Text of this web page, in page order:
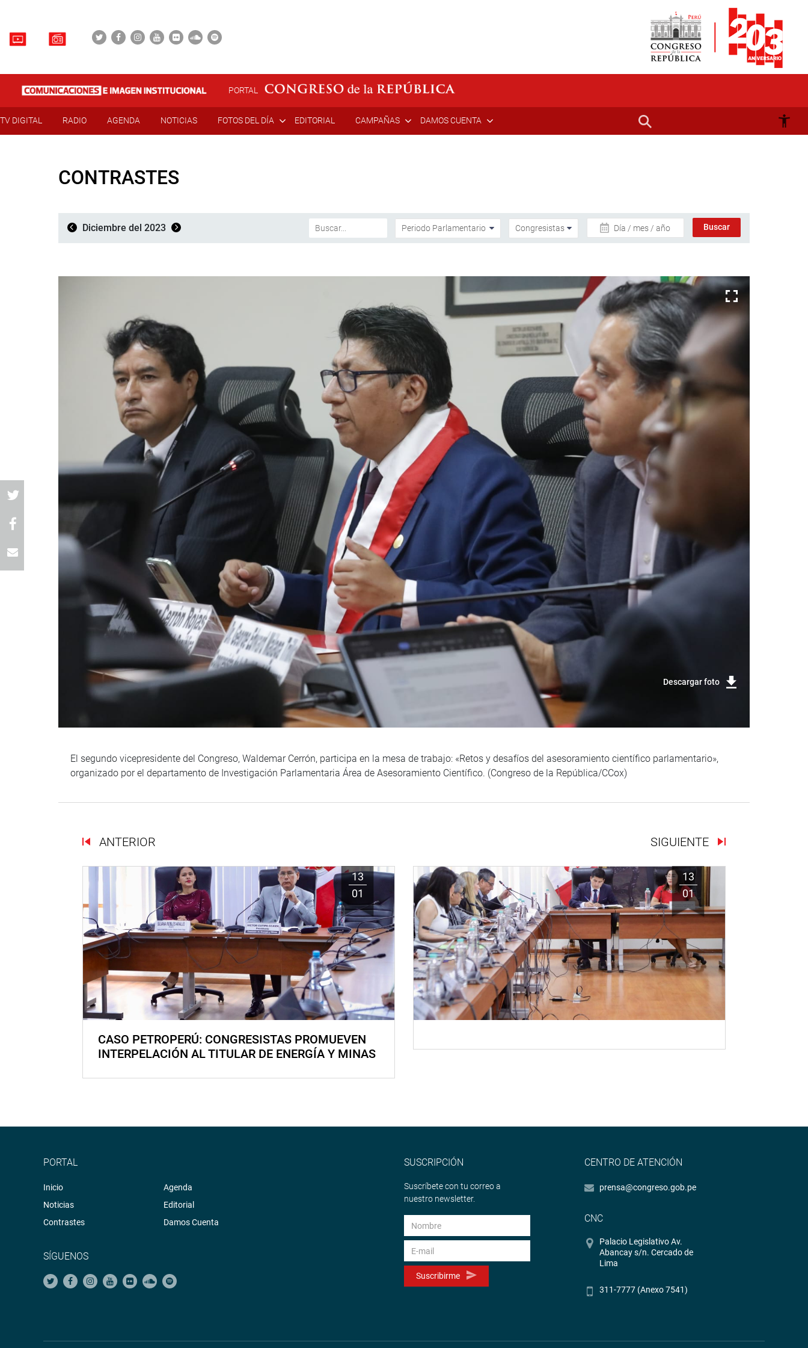
PORTAL
TV DIGITAL RADIO AGENDA NOTICIAS FOTOS DEL DÍA EDITORIAL CAMPAÑAS DAMOS CUENTA
CONTRASTES
Diciembre del 2023 Día / mes / año
Descargar foto
El segundo vicepresidente del Congreso, Waldemar Cerrón, participa en la mesa de trabajo: «Retos y desafíos del asesoramiento científico parlamentario»,
organizado por el departamento de Investigación Parlamentaria Área de Asesoramiento Científico. (Congreso de la República/CCox)
ANTERIOR SIGUIENTE
13
01
CASO PETROPERÚ: CONGRESISTAS PROMUEVEN
INTERPELACIÓN AL TITULAR DE ENERGÍA Y MINAS
13
01
PORTAL
Inicio
Noticias
Contrastes
Agenda
Editorial
Damos Cuenta
SÍGUENOS
SUSCRIPCIÓN
Suscríbete con tu correo a
nuestro newsletter.
Suscribirme
CENTRO DE ATENCIÓN
prensa@congreso.gob.pe
CNC
Palacio Legislativo Av.
Abancay s/n. Cercado de
Lima
311-7777 (Anexo 7541)